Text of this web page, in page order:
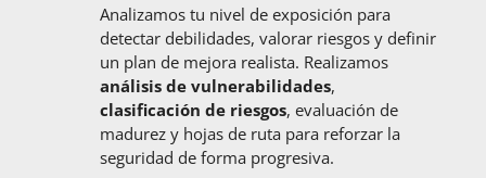
Analizamos tu nivel de exposición para
detectar debilidades, valorar riesgos y definir
un plan de mejora realista. Realizamos
análisis de vulnerabilidades,
clasificación de riesgos, evaluación de
madurez y hojas de ruta para reforzar la
seguridad de forma progresiva.